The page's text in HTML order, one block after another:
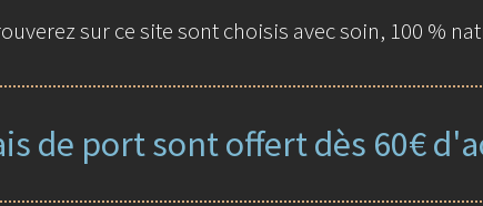
sur ce site sont choisis avec soin, 100 %
de port sont offert dès 60€